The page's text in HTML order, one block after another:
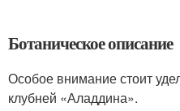
Ботаническое описание
Особое внимание стоит
клубней «Аладдина».